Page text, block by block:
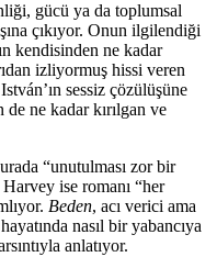
gücü ya da toplumsal
çıkıyor. Onun ilgilendiği
kendisinden ne kadar
izliyormuş hissi veren
sessiz çözülüşüne
ne kadar kırılgan ve
“unutulması zor bir
ise romanı “her
Beden, acı verici ama
nasıl bir yabancıya
anlatıyor.